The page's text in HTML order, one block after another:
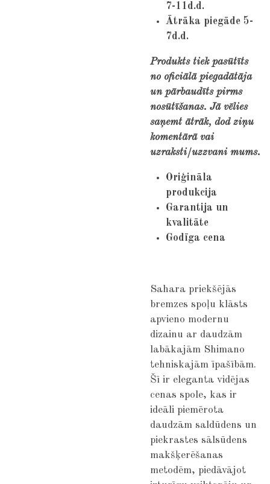
7-11d.d.
Ātrāka piegāde 5-
7d.d.
Produkts tiek pasūtīts
no oficiālā piegadātāja
un pārbaudīts pirms
nosūtīšanas. Jā vēlies
saņemt ātrāk, dod ziņu
komentārā vai
uzraksti/uzzvani mums.
Oriģināla
produkcija
Garantija un
kvalitāte
Godīga cena
Sahara priekšējās
bremzes spoļu klāsts
apvieno modernu
dizainu ar daudzām
labākajām Shimano
tehniskajām īpašībām.
Šī ir eleganta vidējas
cenas spole, kas ir
ideāli piemērota
daudzām saldūdens un
piekrastes sālsūdens
makšķerēšanas
metodēm, piedāvājot